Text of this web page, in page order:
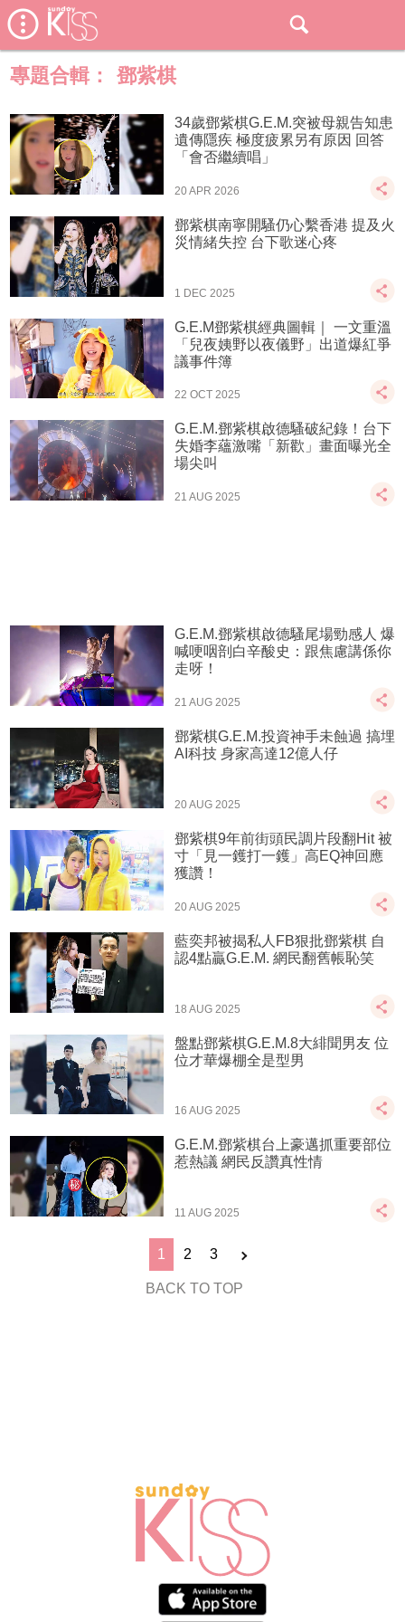
專題合輯： 鄧紫棋
34歲鄧紫棋G.E.M.突被母親告知患
遺傳隱疾 極度疲累另有原因 回答
「會否繼續唱」
20 APR 2026
鄧紫棋南寧開騷仍心繫香港 提及火
災情緒失控 台下歌迷心疼
1 DEC 2025
G.E.M鄧紫棋經典圖輯｜ 一文重溫
「兒夜姨野以夜儀野」出道爆紅爭
議事件簿
22 OCT 2025
G.E.M.鄧紫棋啟德騷破紀錄！台下
失婚李蘊激嘴「新歡」畫面曝光全
場尖叫
21 AUG 2025
G.E.M.鄧紫棋啟德騷尾場勁感人 爆
喊哽咽剖白辛酸史：跟焦慮講係你
走呀！
21 AUG 2025
鄧紫棋G.E.M.投資神手未蝕過 搞埋
AI科技 身家高達12億人仔
20 AUG 2025
鄧紫棋9年前街頭民調片段翻Hit 被
寸「見一鑊打一鑊」高EQ神回應
獲讚！
20 AUG 2025
藍奕邦被揭私人FB狠批鄧紫棋 自
認4點贏G.E.M. 網民翻舊帳恥笑
18 AUG 2025
盤點鄧紫棋G.E.M.8大緋聞男友 位
位才華爆棚全是型男
16 AUG 2025
G.E.M.鄧紫棋台上豪邁抓重要部位
惹熱議 網民反讚真性情
11 AUG 2025
1 2 3
BACK TO TOP